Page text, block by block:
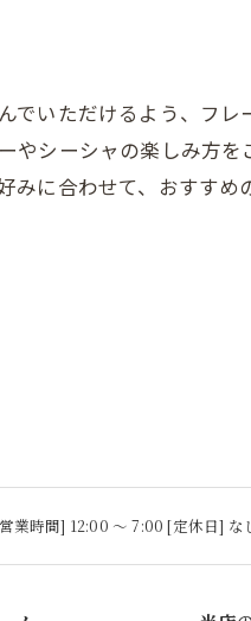
でいただけるよう、フ
やシーシャの楽しみ方
みに合わせて、おすす
業時間] 12:00 〜 7:00 [定休日] な